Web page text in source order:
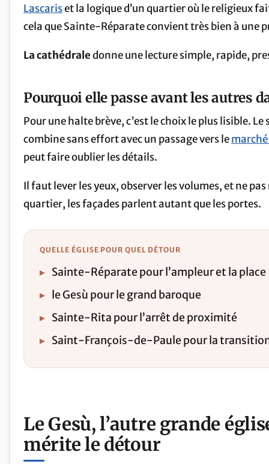
Lascariset la logique d’un quartier où le religieux
cela que Sainte-Réparate convient très bien à une
La cathédraledonne une lecture simple, rapide,
Pourquoi elle passe avant les autres
Pour une halte brève, c’est le choix le plus lisible.
combine sans effort avec un passage vers le
peut faire oublier les détails.
Il faut lever les yeux, observer les volumes, et ne
quartier, les façades parlent autant que les portes.
QUELLE ÉGLISE POUR QUEL DÉTOUR
▸ Sainte-Réparate pour l’ampleur et la place
▸ le Gesù pour le grand baroque
▸ Sainte-Rita pour l’arrêt de proximité
▸ Saint-François-de-Paule pour la transition
Le Gesù, l’autre grande
mérite le détour